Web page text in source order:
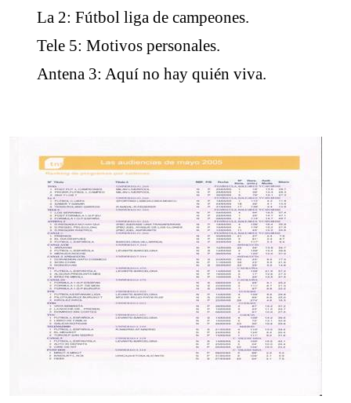
La 2: Fútbol liga de campeones.
Tele 5: Motivos personales.
Antena 3: Aquí no hay quién viva.